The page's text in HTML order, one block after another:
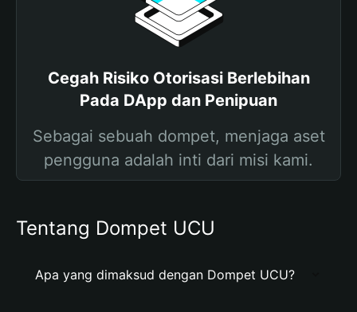
Cegah Risiko Otorisasi Berlebihan
Pada DApp dan Penipuan
Sebagai sebuah dompet, menjaga aset
pengguna adalah inti dari misi kami.
Tentang Dompet UCU
Apa yang dimaksud dengan Dompet UCU?